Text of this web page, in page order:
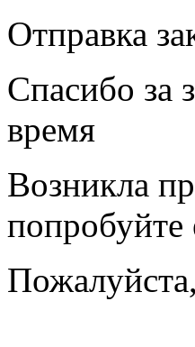
Отправка
Спасибо за
время
Возникла
попробуйте